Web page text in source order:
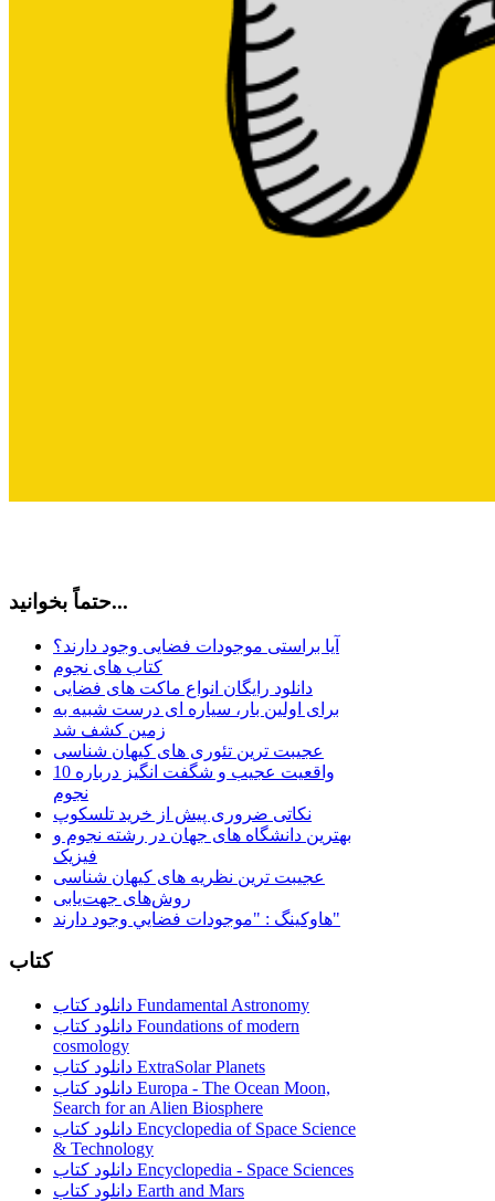
حتماً بخوانید...
آیا براستی موجودات فضایی وجود دارند؟
کتاب های نجوم
دانلود رایگان انواع ماکت های فضایی
برای اولین بار، سیاره ای درست شبیه به
زمین کشف شد
عجیبت ترین تئوری های کیهان شناسی
10 واقعیت عجیب و شگفت انگیز درباره
نجوم
نکاتی ضروری پیش از خرید تلسکوپ
بهترین دانشگاه های جهان در رشته نجوم و
فیزیک
عجیبت ترین نظریه های کیهان شناسی
روش‌های جهت‌یابی
هاوكينگ : "موجودات فضايي وجود دارند"
کتاب
دانلود کتاب Fundamental Astronomy
دانلود کتاب Foundations of modern
cosmology
دانلود کتاب ExtraSolar Planets
دانلود کتاب Europa - The Ocean Moon,
Search for an Alien Biosphere
دانلود کتاب Encyclopedia of Space Science
& Technology
دانلود کتاب Encyclopedia - Space Sciences
دانلود کتاب Earth and Mars